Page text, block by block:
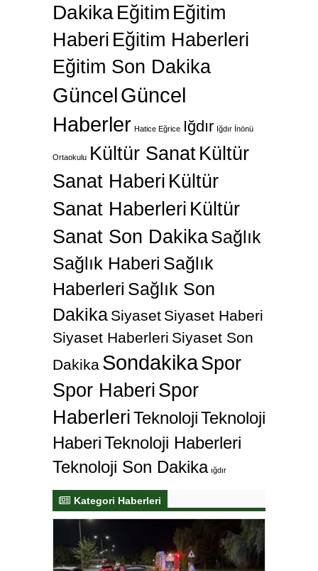
Dakika Eğitim Eğitim
Haberi Eğitim Haberleri
Eğitim Son Dakika
GüncelGüncel
Haberler Hatice Eğrice Iğdır Iğdır İnönü
Ortaokulu Kültür SanatKültür
Sanat Haberi Kültür
Sanat Haberleri Kültür
Sanat Son DakikaSağlık
Sağlık Haberi Sağlık
Haberleri Sağlık Son
Dakika Siyaset Siyaset Haberi
Siyaset Haberleri Siyaset Son
Dakika SondakikaSpor
Spor Haberi Spor
HaberleriTeknolojiTeknoloji
HaberiTeknoloji Haberleri
Teknoloji Son Dakika ığdır
Kategori Haberleri